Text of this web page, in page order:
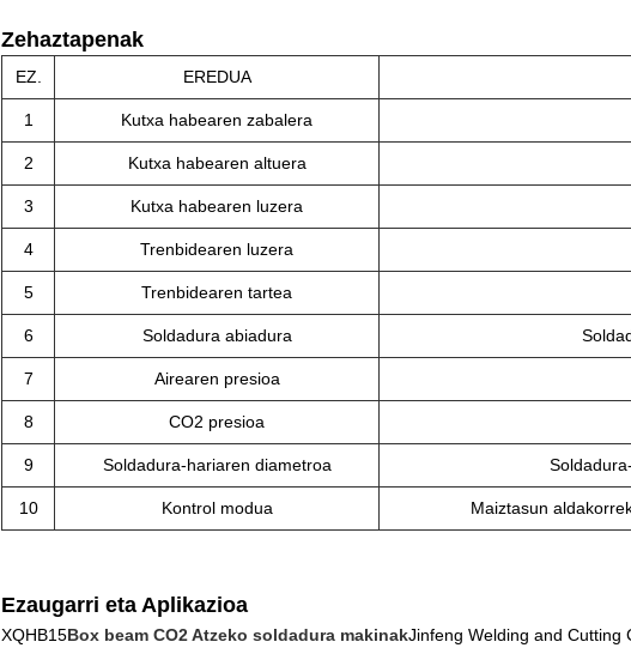
Zehaztapenak
EZ. EREDUA
1 Kutxa habearen zabalera
2 Kutxa habearen altuera
3 Kutxa habearen luzera
4 Trenbidearen luzera
5 Trenbidearen tartea
6 Soldadura abiadura
7 Airearen presioa
8 CO2 presioa
9 Soldadura-hariaren diametroa
10 Kontrol modua Maiztasun
Ezaugarri eta Aplikazioa
XQHB15Box beam CO2 Atzeko soldadura makinakJinfeng Welding and Cutting